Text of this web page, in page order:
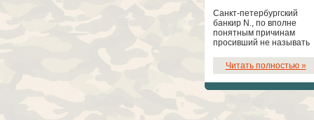
Санкт-петербургский
банкир N., по вполне
понятным причинам
просивший не называть
рассказал нашему
обозревателю Георгию
МИХАЙЛЕЦУ о трех
типах телохранителей,
Читать полностью »